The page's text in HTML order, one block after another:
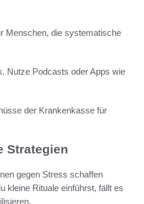
Menschen, die systematische
Nutze Podcasts oder Apps wie
der Krankenkasse für
Strategien
gegen Stress schaffen
kleine Rituale einführst, fällt es